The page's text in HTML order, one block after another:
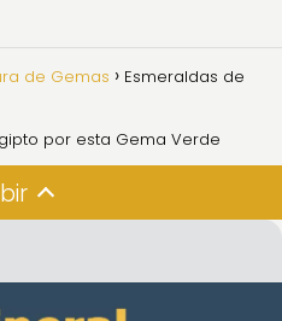
de Gemas Esmeraldas de
por esta Gema Verde